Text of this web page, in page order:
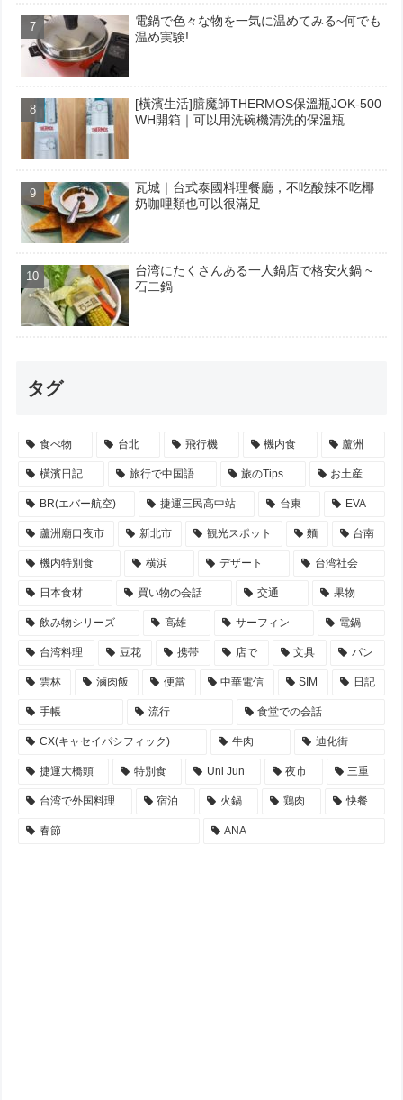
電鍋で色々な物を一気に温めてみる~何でも
温め実験!
[橫濱生活]膳魔師THERMOS保溫瓶JOK-500
WH開箱｜可以用洗碗機清洗的保溫瓶
瓦城｜台式泰國料理餐廳，不吃酸辣不吃椰
奶咖哩類也可以很滿足
台湾にたくさんある一人鍋店で格安火鍋 ~
石二鍋
タグ
食べ物 台北 飛行機 機内食 蘆洲
橫濱日記 旅行で中国語 旅のTips お土産
BR(エバー航空) 捷運三民高中站 台東 EVA
蘆洲廟口夜市 新北市 観光スポット 麵 台南
機内特別食 横浜 デザート 台湾社会
日本食材 買い物の会話 交通 果物
飲み物シリーズ 高雄 サーフィン 電鍋
台湾料理 豆花 携帯 店で 文具 パン
雲林 滷肉飯 便當 中華電信 SIM 日記
手帳 流行 食堂での会話
CX(キャセイパシフィック) 牛肉 迪化街
捷運大橋頭 特別食 Uni Jun 夜市 三重
台湾で外国料理 宿泊 火鍋 鶏肉 快餐
春節 ANA